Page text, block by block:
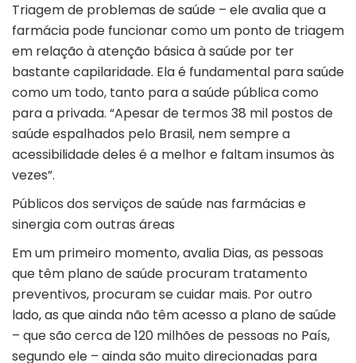
Triagem de problemas de saúde – ele avalia que a
farmácia pode funcionar como um ponto de triagem
em relação à atenção básica à saúde por ter
bastante capilaridade. Ela é fundamental para saúde
como um todo, tanto para a saúde pública como
para a privada. “Apesar de termos 38 mil postos de
saúde espalhados pelo Brasil, nem sempre a
acessibilidade deles é a melhor e faltam insumos às
vezes”.
Públicos dos serviços de saúde nas farmácias e
sinergia com outras áreas
Em um primeiro momento, avalia Dias, as pessoas
que têm plano de saúde procuram tratamento
preventivos, procuram se cuidar mais. Por outro
lado, as que ainda não têm acesso a plano de saúde
– que são cerca de 120 milhões de pessoas no País,
segundo ele – ainda são muito direcionadas para